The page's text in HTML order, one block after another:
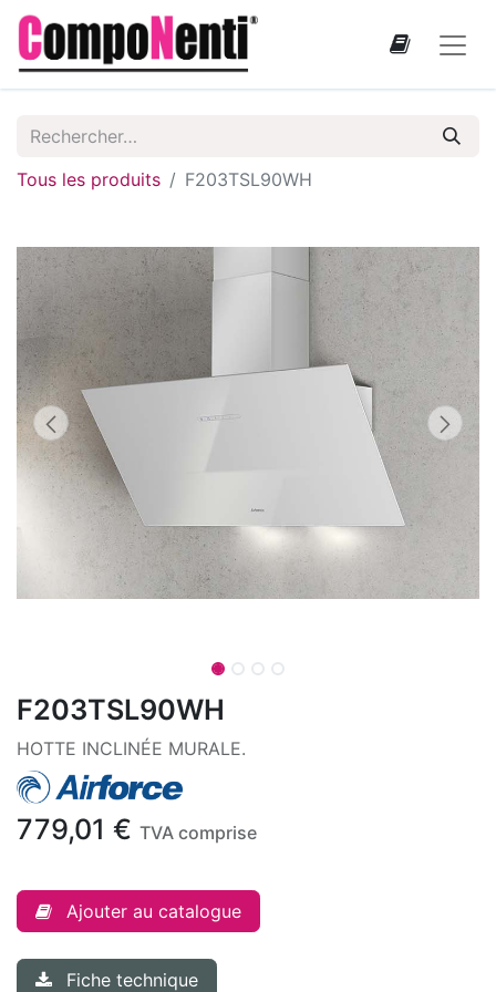
Tous les produits F203TSL90WH
F203TSL90WH
HOTTE INCLINÉE MURALE.
779,01 € TVA comprise
Ajouter au catalogue
Fiche technique